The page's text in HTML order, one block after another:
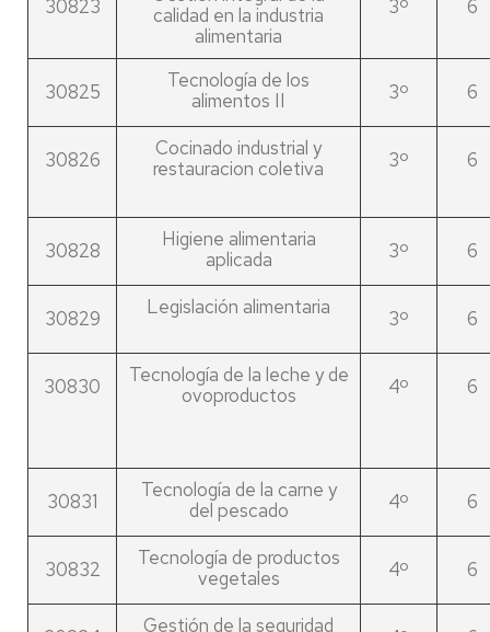
30823
calidad en la industria
alimentaria
3º 6
30825
Tecnología de los
alimentos II
3º 6
30826
Cocinado industrial y
restauracion coletiva
3º 6
30828
Higiene alimentaria
aplicada
3º 6
30829 Legislación alimentaria 3º 6
30830
Tecnología de la leche y de
ovoproductos
4º 6
30831
Tecnología de la carne y
del pescado
4º 6
30832
Tecnología de productos
vegetales
4º 6
Gestión de la seguridad